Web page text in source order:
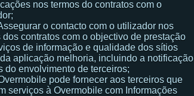
nos termos do contratos com o
o contacto com o utilizador nos
dos contratos com o objectivo de prestação
de informação e qualidade dos sítios
aplicação melhoria, incluindo a notificação
do envolvimento de terceiros;
pode fornecer aos terceiros que
serviços à Overmobile com Informações